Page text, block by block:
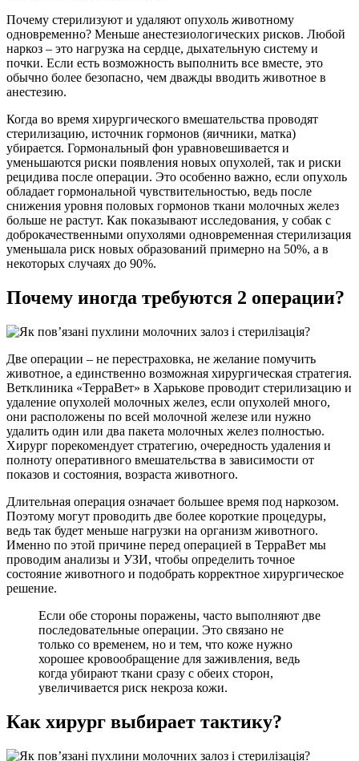
Почему стерилизуют и удаляют опухоль животному
одновременно? Меньше анестезиологических рисков. Любой
наркоз – это нагрузка на сердце, дыхательную систему и
почки. Если есть возможность выполнить все вместе, это
обычно более безопасно, чем дважды вводить животное в
анестезию.
Когда во время хирургического вмешательства проводят
стерилизацию, источник гормонов (яичники, матка)
убирается. Гормональный фон уравновешивается и
уменьшаются риски появления новых опухолей, так и риски
рецидива после операции. Это особенно важно, если опухоль
обладает гормональной чувствительностью, ведь после
снижения уровня половых гормонов ткани молочных желез
больше не растут. Как показывают исследования, у собак с
доброкачественными опухолями одновременная стерилизация
уменьшала риск новых образований примерно на 50%, а в
некоторых случаях до 90%.
Почему иногда требуются 2 операции?
Две операции – не перестраховка, не желание помучить
животное, а единственно возможная хирургическая стратегия.
Ветклиника «ТерраВет» в Харькове проводит стерилизацию и
удаление опухолей молочных желез, если опухолей много,
они расположены по всей молочной железе или нужно
удалить один или два пакета молочных желез полностью.
Хирург порекомендует стратегию, очередность удаления и
полноту оперативного вмешательства в зависимости от
показов и состояния, возраста животного.
Длительная операция означает большее время под наркозом.
Поэтому могут проводить две более короткие процедуры,
ведь так будет меньше нагрузки на организм животного.
Именно по этой причине перед операцией в ТерраВет мы
проводим анализы и УЗИ, чтобы определить точное
состояние животного и подобрать корректное хирургическое
решение.
Если обе стороны поражены, часто выполняют две
последовательные операции. Это связано не
только со временем, но и тем, что коже нужно
хорошее кровообращение для заживления, ведь
когда убирают ткани сразу с обеих сторон,
увеличивается риск некроза кожи.
Как хирург выбирает тактику?